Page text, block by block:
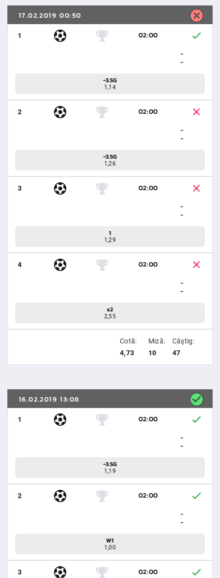
17.02.2019 00:50
1
02:00
-
-
-3.5G
1,14
2
02:00
-
-
-3.5G
1,26
3
02:00
-
-
1
1,29
4
02:00
-
-
x2
2,55
Cotă:
4,73
Miză:
10
Câştig:
47
16.02.2019 13:08
1
02:00
-
-
-3.5G
1,19
2
02:00
-
-
W1
1,00
3 02:00